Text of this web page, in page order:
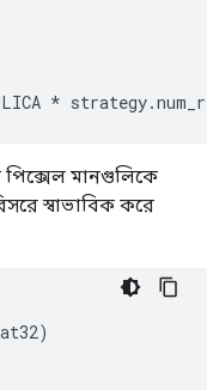
* strategy.
পিক্সেল মানগুলিকে
স্বাভাবিক করে
)